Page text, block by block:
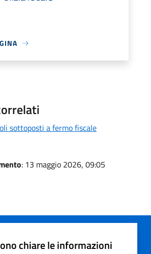
sottoposti a fermo fiscale
: 13 maggio 2026, 09:05
chiare le informazioni